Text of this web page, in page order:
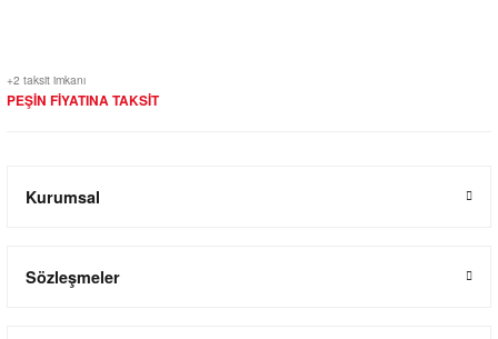
+2 taksit imkanı
PEŞİN FİYATINA TAKSİT
Kurumsal
Sözleşmeler